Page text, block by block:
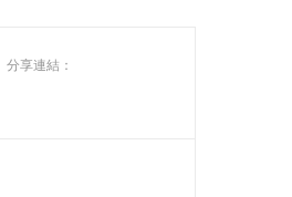
分享連結：